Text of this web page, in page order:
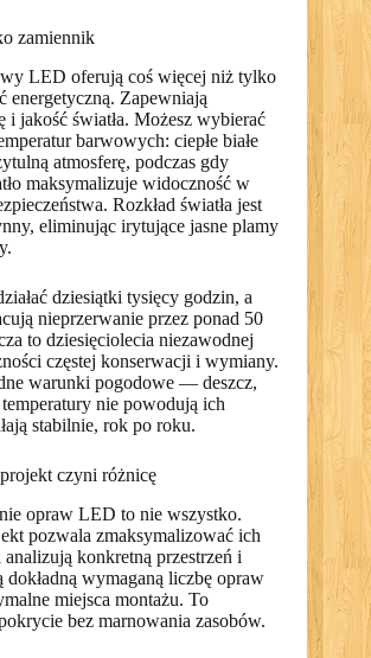
zamiennik
LED oferują coś więcej niż tylko
energetyczną. Zapewniają
i jakość światła. Możesz wybierać
barwowych: ciepłe białe
atmosferę, podczas gdy
maksymalizuje widoczność w
Rozkład światła jest
eliminując irytujące jasne plamy
dziesiątki tysięcy godzin, a
nieprzerwanie przez ponad 50
to dziesięciolecia niezawodnej
częstej konserwacji i wymiany.
warunki pogodowe — deszcz,
nie powodują ich
stabilnie, rok po roku.
czyni różnicę
opraw LED to nie wszystko.
pozwala zmaksymalizować ich
konkretną przestrzeń i
dokładną wymaganą liczbę opraw
miejsca montażu. To
bez marnowania zasobów.